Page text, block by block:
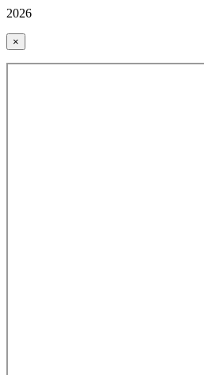
2026
×